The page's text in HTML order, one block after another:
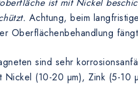
ist mit Nickel
Achtung, beim
Oberflächenbehandlung
sind sehr
Nickel (10-20 µm), Zink (5-10